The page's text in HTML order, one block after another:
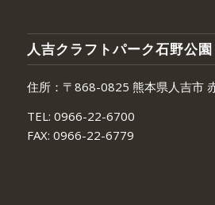
人吉クラフトパーク石野公園
住所：〒868-0825 熊本県人吉市
TEL: 0966-22-6700
FAX: 0966-22-6779